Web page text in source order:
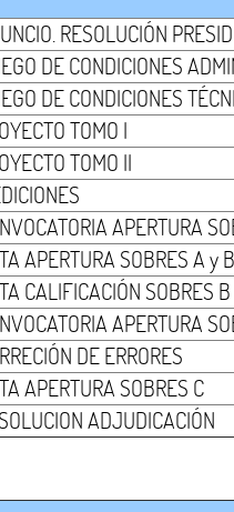
RESOLUCIÓN
DE CONDICIONES
DE CONDICIONES
TOMO I
TOMO II
APERTURA
APERTURA SOBRES A y
CALIFICACIÓN SOBRES B
APERTURA
DE ERRORES
APERTURA SOBRES C
ADJUDICACIÓN